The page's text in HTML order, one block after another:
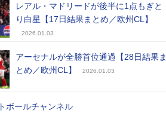
レアル・マドリードが後半に1点もぎと
り白星【17日結果まとめ／欧州CL】
2026.01.03
アーセナルが全勝首位通過【28日結果ま
とめ／欧州CL】
2026.01.03